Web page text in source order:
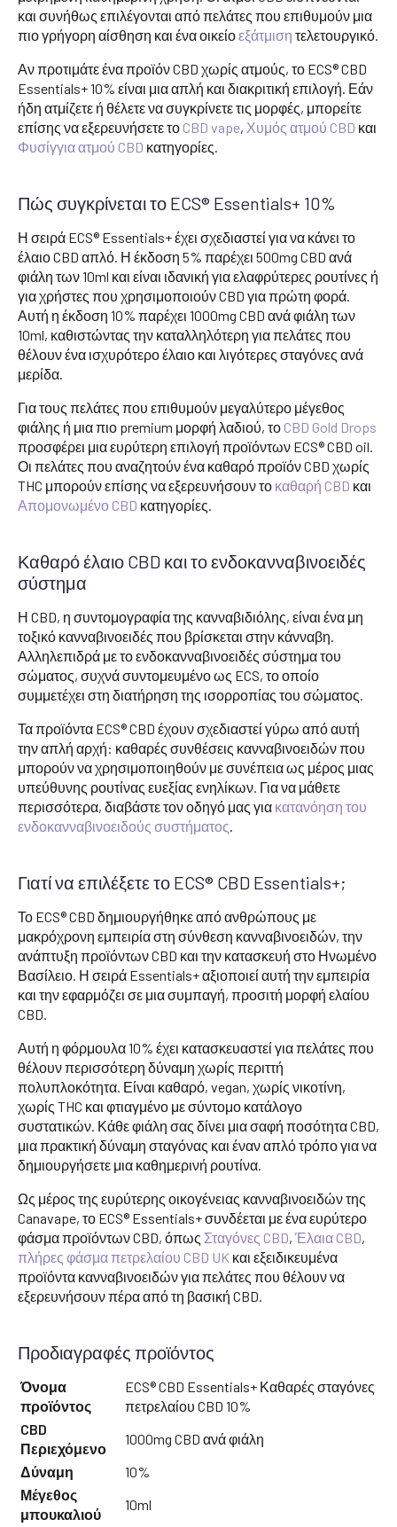
και συνήθως επιλέγονται από πελάτες που επιθυμούν μια
πιο γρήγορη αίσθηση και ένα οικείοεξάτμιση τελετουργικό.
Αν προτιμάτε ένα προϊόν CBD χωρίς ατμούς, το ECS® CBD
Essentials+ 10% είναι μια απλή και διακριτική επιλογή. Εάν
ήδη ατμίζετε ή θέλετε να συγκρίνετε τις μορφές, μπορείτε
επίσης να εξερευνήσετε το CBD vape, Χυμός ατμού CBD και
Φυσίγγια ατμού CBD κατηγορίες.
Πώς συγκρίνεται το ECS® Essentials+ 10%
Η σειρά ECS® Essentials+ έχει σχεδιαστεί για να κάνει το
έλαιο CBD απλό. Η έκδοση 5% παρέχει 500mg CBD ανά
φιάλη των 10ml και είναι ιδανική για ελαφρύτερες ρουτίνες ή
για χρήστες που χρησιμοποιούν CBD για πρώτη φορά.
Αυτή η έκδοση 10% παρέχει 1000mg CBD ανά φιάλη των
10ml, καθιστώντας την καταλληλότερη για πελάτες που
θέλουν ένα ισχυρότερο έλαιο και λιγότερες σταγόνες ανά
μερίδα.
Για τους πελάτες που επιθυμούν μεγαλύτερο μέγεθος
φιάλης ή μια πιο premium μορφή λαδιού, το CBD Gold Drops
προσφέρει μια ευρύτερη επιλογή προϊόντων ECS® CBD oil.
Οι πελάτες που αναζητούν ένα καθαρό προϊόν CBD χωρίς
THC μπορούν επίσης να εξερευνήσουν το καθαρή CBD και
Απομονωμένο CBD κατηγορίες.
Καθαρό έλαιο CBD και το ενδοκανναβινοειδές
σύστημα
Η CBD, η συντομογραφία της κανναβιδιόλης, είναι ένα μη
τοξικό κανναβινοειδές που βρίσκεται στην κάνναβη.
Αλληλεπιδρά με το ενδοκανναβινοειδές σύστημα του
σώματος, συχνά συντομευμένο ως ECS, το οποίο
συμμετέχει στη διατήρηση της ισορροπίας του σώματος.
Τα προϊόντα ECS® CBD έχουν σχεδιαστεί γύρω από αυτή
την απλή αρχή: καθαρές συνθέσεις κανναβινοειδών που
μπορούν να χρησιμοποιηθούν με συνέπεια ως μέρος μιας
υπεύθυνης ρουτίνας ευεξίας ενηλίκων. Για να μάθετε
περισσότερα, διαβάστε τον οδηγό μας για κατανόηση του
ενδοκανναβινοειδούς συστήματος.
Γιατί να επιλέξετε το ECS® CBD Essentials+;
Το ECS® CBD δημιουργήθηκε από ανθρώπους με
μακρόχρονη εμπειρία στη σύνθεση κανναβινοειδών, την
ανάπτυξη προϊόντων CBD και την κατασκευή στο Ηνωμένο
Βασίλειο. Η σειρά Essentials+ αξιοποιεί αυτή την εμπειρία
και την εφαρμόζει σε μια συμπαγή, προσιτή μορφή ελαίου
CBD.
Αυτή η φόρμουλα 10% έχει κατασκευαστεί για πελάτες που
θέλουν περισσότερη δύναμη χωρίς περιττή
πολυπλοκότητα. Είναι καθαρό, vegan, χωρίς νικοτίνη,
χωρίς THC και φτιαγμένο με σύντομο κατάλογο
συστατικών. Κάθε φιάλη σας δίνει μια σαφή ποσότητα CBD,
μια πρακτική δύναμη σταγόνας και έναν απλό τρόπο για να
δημιουργήσετε μια καθημερινή ρουτίνα.
Ως μέρος της ευρύτερης οικογένειας κανναβινοειδών της
Canavape, το ECS® Essentials+ συνδέεται με ένα ευρύτερο
φάσμα προϊόντων CBD, όπως Σταγόνες CBD, Έλαια CBD,
πλήρες φάσμα πετρελαίου CBD UK και εξειδικευμένα
προϊόντα κανναβινοειδών για πελάτες που θέλουν να
εξερευνήσουν πέρα από τη βασική CBD.
Προδιαγραφές προϊόντος
Όνομα
προϊόντος
ECS® CBD Essentials+ Καθαρές σταγόνες
πετρελαίου CBD 10%
CBD
Περιεχόμενο
1000mg CBD ανά φιάλη
Δύναμη
10%
Μέγεθος
μπουκαλιού
10ml